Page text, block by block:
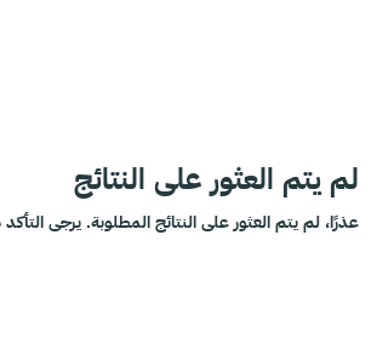
لم يتم العثور على النتائج
عذرًا، لم يتم العثور على النتائج المطلوبة. يرجى